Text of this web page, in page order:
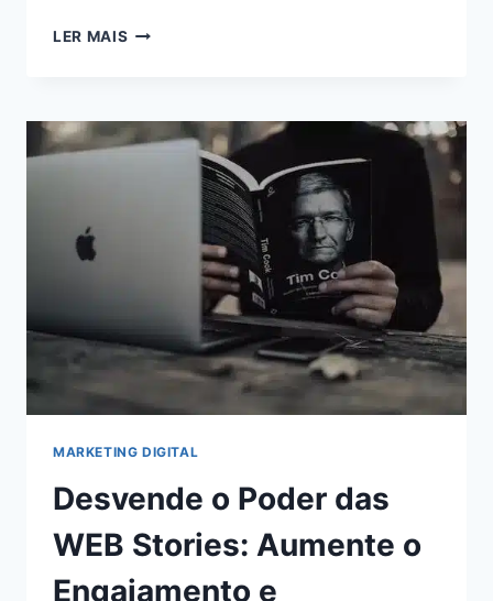
LER MAIS MONETIZAÇÃO
RECEITA
AO
ADSTERRA
MARKETING DIGITAL
Desvende o Poder das
WEB Stories: Aumente o
Engajamento e